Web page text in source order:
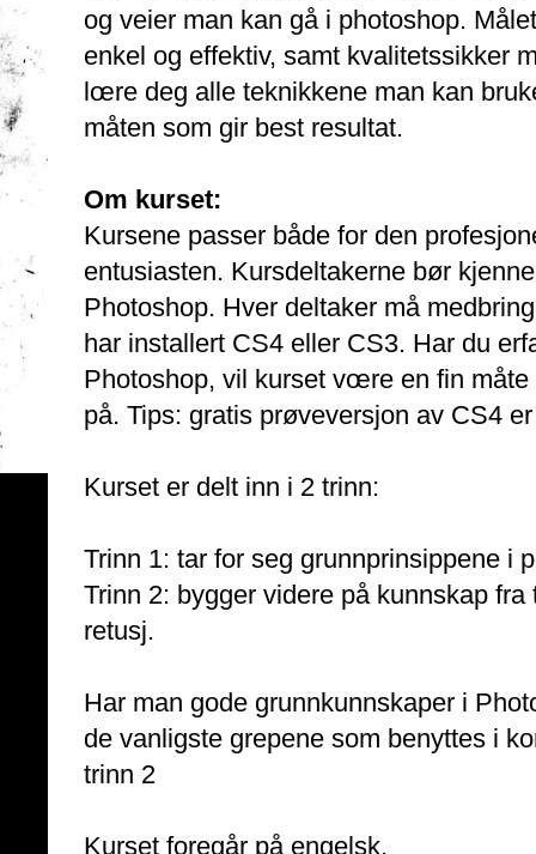
og veier man kan gå i photoshop.
enkel og effektiv, samt kvalitetssikker
lœre deg alle teknikkene man kan
måten som gir best resultat.
Om kurset:
Kursene passer både for den
entusiasten. Kursdeltakerne bør
Photoshop. Hver deltaker må
har installert CS4 eller CS3. Har du
Photoshop, vil kurset vœre en fin
på. Tips: gratis prøveversjon av CS4
Kurset er delt inn i 2 trinn:
Trinn 1: tar for seg grunnprinsippene i
Trinn 2: bygger videre på kunnskap
retusj.
Har man gode grunnkunnskaper i
de vanligste grepene som benyttes i
trinn 2
Kurset foregår på engelsk.